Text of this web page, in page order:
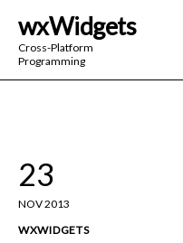
wxWidgets
Cross-Platform
ProgrammingwxWidgets
Cross-Platform
23
NOV 2013
WXWIDGETS